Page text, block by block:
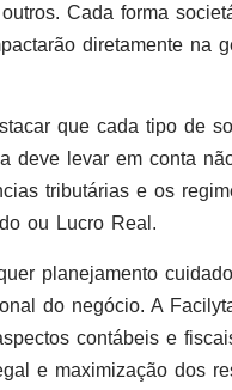
Cada forma
diretamente na
que cada tipo de
deve levar em conta
tributárias e os
ou Lucro Real.
planejamento
do negócio. A
contábeis e
e maximização dos